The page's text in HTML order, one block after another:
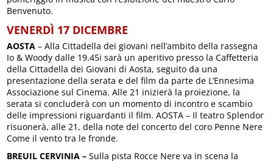
Benvenuto.
VENERDÌ 17 DICEMBRE
AOSTA – Alla Cittadella dei giovani nell’ambito della rassegna
Io & Woody dalle 19.45i sarà un aperitivo presso la Caffetteria
della Cittadella dei Giovani di Aosta, seguito da una
presentazione della serata e del film da parte de L’Ennesima
Associazione sul Cinema. Alle 21 inizierà la proiezione, la
serata si concluderà con un momento di incontro e scambio
delle impressioni riguardanti il film. AOSTA – Il teatro Splendor
risuonerà, alle 21, della note del concerto del coro Penne Nere
Come il vento tra le fronde.
BREUIL CERVINIA – Sulla pista Rocce Nere va in scena la